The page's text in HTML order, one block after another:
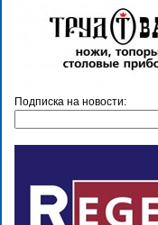
Подписка на новости: